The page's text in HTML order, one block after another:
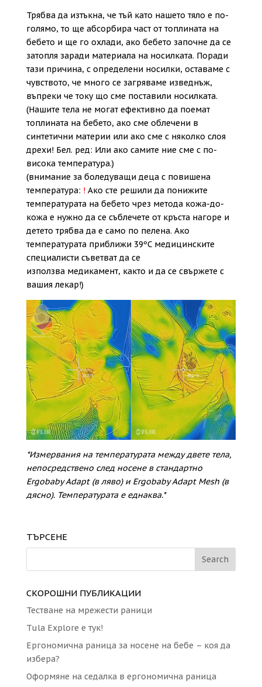
Трябва да изтъкна, че тъй като нашето тяло е по-
голямо, то ще абсорбира част от топлината на
бебето и ще го охлади, ако бебето започне да се
затопля заради материала на носилката. Поради
тази причина, с определени носилки, оставаме с
чувството, че много се загряваме изведнъж,
въпреки че току що сме поставили носилката.
(Нашите тела не могат ефективно да поемат
топлината на бебето, ако сме облечени в
синтетични материи или ако сме с няколко слоя
дрехи! Бел. ред: Или ако самите ние сме с по-
висока температура.)
(внимание за боледуващи деца с повишена
температура: !Ако сте решили да понижите
температурата на бебето чрез метода кожа-до-
кожа е нужно да се съблечете от кръста нагоре и
детето трябва да е само по пелена. Ако
температурата приближи 39ºC медицинските
специалисти съветват да се
използва медикамент, както и да се свържете с
вашия лекар!)
*Измервания на температурата между двете тела,
непосредствено след носене в стандартно
Ergobaby Adapt (в ляво) и Ergobaby Adapt Mesh (в
дясно). Температурата е еднаква.*
ТЪРСЕНЕ
СКОРОШНИ ПУБЛИКАЦИИ
Тестване на мрежести раници
Tula Explore е тук!
Eргономична раница за носене на бебе – коя да
избера?
Оформяне на седалка в ергономична раница